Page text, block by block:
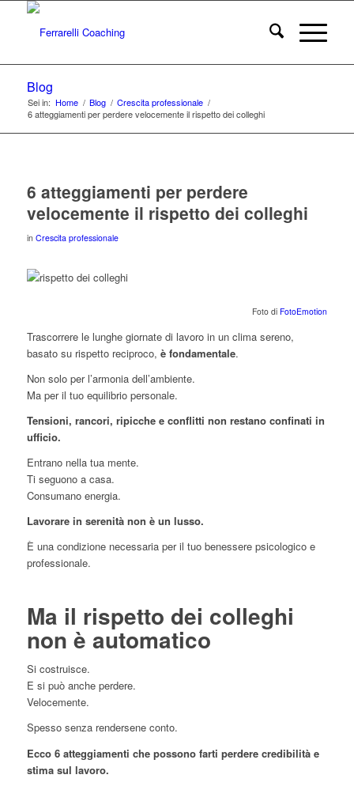
Blog
Sei in: Home / Blog / Crescita professionale /
6 atteggiamenti per perdere velocemente il rispetto dei colleghi
6 atteggiamenti per perdere
velocemente il rispetto dei colleghi
in Crescita professionale
Foto di FotoEmotion
Trascorrere le lunghe giornate di lavoro in un clima sereno,
basato su rispetto reciproco, è fondamentale.
Non solo per l’armonia dell’ambiente.
Ma per il tuo equilibrio personale.
Tensioni, rancori, ripicche e conflitti non restano confinati in
ufficio.
Entrano nella tua mente.
Ti seguono a casa.
Consumano energia.
Lavorare in serenità non è un lusso.
È una condizione necessaria per il tuo benessere psicologico e
professionale.
Ma il rispetto dei colleghi
non è automatico
Si costruisce.
E si può anche perdere.
Velocemente.
Spesso senza rendersene conto.
Ecco 6 atteggiamenti che possono farti perdere credibilità e
stima sul lavoro.